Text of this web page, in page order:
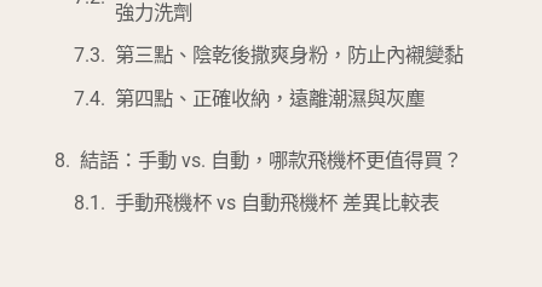
強力洗劑
第三點、陰乾後撒爽身粉，防止內襯變黏
第四點、正確收納，遠離潮濕與灰塵
結語：手動 vs. 自動，哪款飛機杯更值得買？
手動飛機杯 vs 自動飛機杯 差異比較表